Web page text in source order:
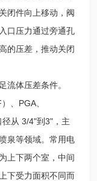
闭件向上移动，阀
口压力通过旁通孔
的压差，推动关闭
流体压差条件。
、PGA、
径从 3/4"到3"，主
泉等领域。常用电
上下两个室，中间
下受力面积不同而